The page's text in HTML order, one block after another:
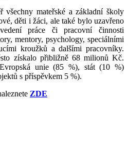
všechny mateřské a základní školy
děti i žáci, ale také bylo uzavřeno
práce či pracovní činnosti
mentory, psychology, speciálními
kroužků a dalšími pracovníky.
získalo přibližně 68 milionů Kč.
unie (85 %), stát (10 %)
s příspěvkem 5 %).
ZDE